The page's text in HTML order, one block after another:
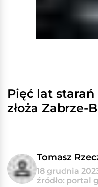
Pięć lat
złoża Zabrze-
Tomasz
18 grudnia
źródło: portal